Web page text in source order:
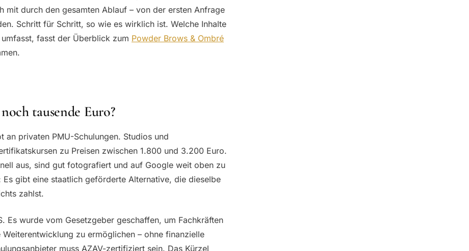
mit durch den gesamten Ablauf – von der ersten Anfrage
Schritt für Schritt, so wie es wirklich ist. Welche Inhalte
fasst der Überblick zum Powder Brows & Ombré
tausende Euro?
an privaten PMU-Schulungen. Studios und
zu Preisen zwischen 1.800 und 3.200 Euro.
aus, sind gut fotografiert und auf Google weit oben zu
Es gibt eine staatlich geförderte Alternative, die dieselbe
zahlst.
Es wurde vom Gesetzgeber geschaffen, um Fachkräften
zu ermöglichen – ohne finanzielle
muss AZAV-zertifiziert sein. Das Kürzel